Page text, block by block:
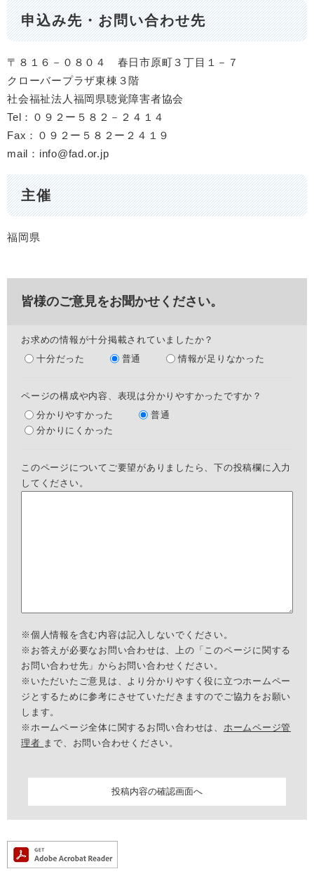
申込み先・お問い合わせ先
〒８１６－０８０４ 春日市原町３丁目１－７
クローバープラザ東棟３階
​社会福祉法人福岡県聴覚障害者協会
Tel：０９２ー５８２－２４１４
Fax：０９２ー５８２ー２４１９
mail：info@fad.or.jp
主催
福岡県
皆様のご意見をお聞かせください。
お求めの情報が十分掲載されていましたか？
十分だった
普通 情報が足りなかった
ページの構成や内容、表現は分かりやすかったですか？
分かりやすかった
普通
分かりにくかった
このページについてご要望がありましたら、下の投稿欄に入力
してください。
※個人情報を含む内容は記入しないでください。
※お答えが必要なお問い合わせは、上の「このページに関する
お問い合わせ先」からお問い合わせください。
※いただいたご意見は、より分かりやすく役に立つホームペー
ジとするために参考にさせていただきますのでご協力をお願い
します。
※ホームページ全体に関するお問い合わせは、 ホームページ管
理者 まで、お問い合わせください。